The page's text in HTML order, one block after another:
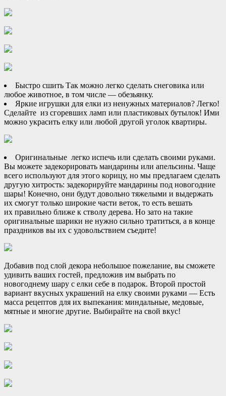
Быстро сшить Так можно легко сделать снеговика или
любое животное, в том числе — обезьянку.
Яркие игрушки для елки из ненужных материалов? Легко!
Сделайте из сгоревших ламп или пластиковых бутылок! Ими
можно украсить елку или любой другой уголок квартиры.
Оригинальные легко испечь или сделать своими руками.
Вы можете задекорировать мандарины или апельсины. Чаще
всего используют для этого корицу, но мы предлагаем сделать
другую хитрость: задекорируйте мандарины под новогодние
шары! Конечно, они будут довольно тяжелыми и выдержать
их смогут только широкие части веток, то есть вешать
их правильно ближе к стволу дерева. Но зато на такие
оригинальные шарики не нужно сильно тратиться, а в конце
праздников вы их с удовольствием съедите!
Добавив под слой декора небольшое пожелание, вы сможете
удивить ваших гостей, предложив им выбрать по
новогоднему шару с елки себе в подарок. Второй простой
вариант вкусных украшений на елку своими руками — Есть
масса рецептов для их выпекания: миндальные, медовые,
мятные и многие другие. Выбирайте на свой вкус!